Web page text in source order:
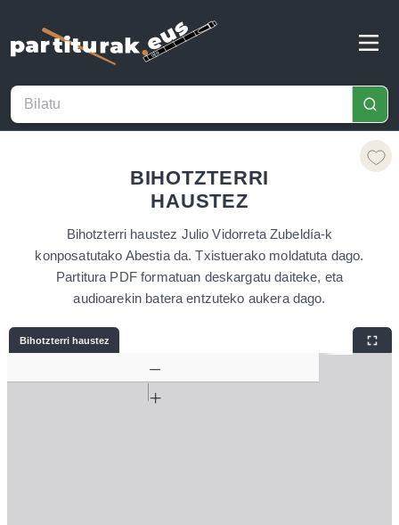
BIHOTZTERRI
HAUSTEZ
Bihotzterri haustez Julio Vidorreta Zubeldía-k
konposatutako Abestia da. Txistuerako moldatuta dago.
Partitura PDF formatuan deskargatu daiteke, eta
audioarekin batera entzuteko aukera dago.
Bihotzterri haustez